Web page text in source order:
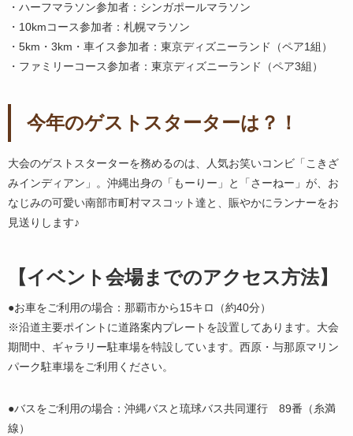
・ハーフマラソン参加者：シンガポールマラソン
・10kmコース参加者：札幌マラソン
・5km・3km・車イス参加者：東京ディズニーランド（ペア1組）
・ファミリーコース参加者：東京ディズニーランド（ペア3組）
今年のゲストスターターは？！
大会のゲストスターターを務めるのは、人気お笑いコンビ「こきざ
みインディアン」。沖縄出身の「もーりー」と「さーねー」が、お
なじみの可愛い南部市町村マスコット達と、賑やかにランナーをお
見送りします♪
【イベント会場までのアクセス方法】
●お車をご利用の場合：那覇市から15キロ（約40分）
※沿道主要ポイントに道路案内プレートを設置してあります。大会
期間中、ギャラリー駐車場を特設しています。西原・与那原マリン
パーク駐車場をご利用ください。
●バスをご利用の場合：沖縄バスと琉球バス共同運行 89番（糸満
線）